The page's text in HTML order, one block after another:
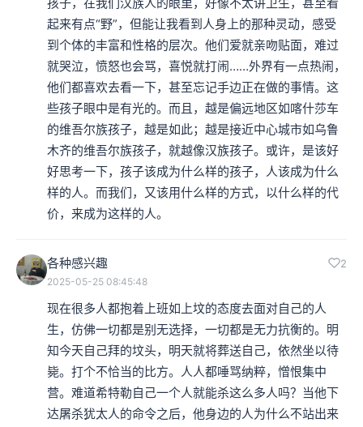
起来有点“野”，但能让我看到人身上的那种灵动，感受
到个体的丰富和性格的层次。他们爱就亲吻贴面，难过
就哭泣，愤怒也会骂，喜悦就打闹……外界有一点热闹，
他们都喜欢去看一下，甚至忘记手边正在做的事情。这
些孩子眼中是有光的。而且，越是偏远地区如喀什莎车
的维吾尔族孩子，越是如此；越是接近中心城市如乌鲁
木齐的维吾尔族孩子，就越像汉族孩子。或许，是该好
好思考一下，孩子该成为什么样的孩子，人该成为什么
样的人。而我们，又该用什么样的方式，以什么样的代
价，来成为这样的人。
各种感兴趣 2
2025-05-25 08:45:48
现在很多人都抱着上班如上坟的态度去面对自己的人
生，仿佛一切都是别无选择，一切都是无力抗衡的。明
知今天自己拜的坟头，明天就将葬送自己，依然坐以待
毙。打个不恰当的比方。人人都唾骂纳粹，憎恨集中
营。难道希特勒自己一个人就能杀这么多人吗？当他下
达屠杀犹太人的命令之后，他身边的人为什么不站出来